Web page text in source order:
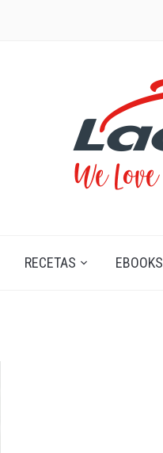
RECETAS EBOOKS